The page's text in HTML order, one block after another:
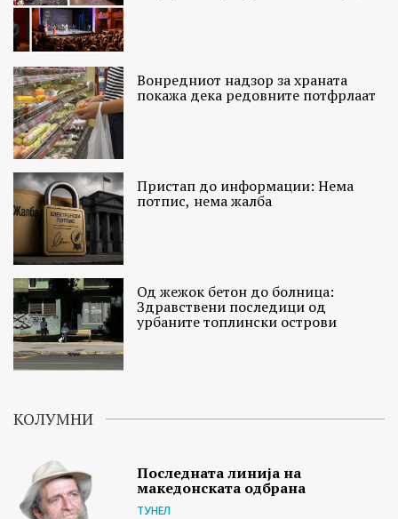
Вонредниот надзор за храната
покажа дека редовните потфрлаат
Пристап до информации: Нема
потпис, нема жалба
Од жежок бетон до болница:
Здравствени последици од
урбаните топлински острови
КОЛУМНИ
Последната линија на
македонската одбрана
ТУНЕЛ